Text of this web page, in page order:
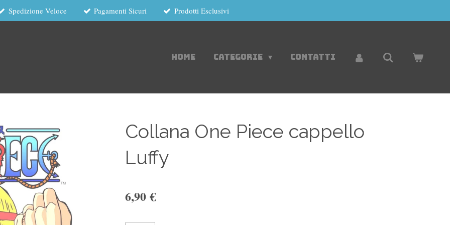
Spedizione Veloce Pagamenti Sicuri Prodotti Esclusivi
HOME CATEGORIE CONTATTI
Collana One Piece cappello
Luffy
6,90 €